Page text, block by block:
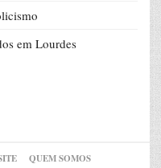
em Lourdes
QUEM SOMOS